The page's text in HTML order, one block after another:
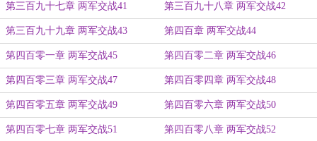
第三百九十七章 两军交战41 第三百九十八章 两军交战42
第三百九十九章 两军交战43 第四百章 两军交战44
第四百零一章 两军交战45 第四百零二章 两军交战46
第四百零三章 两军交战47 第四百零四章 两军交战48
第四百零五章 两军交战49 第四百零六章 两军交战50
第四百零七章 两军交战51 第四百零八章 两军交战52